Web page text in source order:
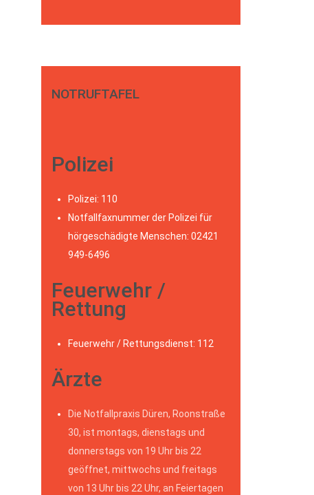
NOTRUFTAFEL
Polizei
Polizei: 110
Notfallfaxnummer der Polizei für
hörgeschädigte Menschen: 02421
949-6496
Feuerwehr /
Rettung
Feuerwehr / Rettungsdienst: 112
Ärzte
Die Notfallpraxis Düren, Roonstraße
30, ist montags, dienstags und
donnerstags von 19 Uhr bis 22
geöffnet, mittwochs und freitags
von 13 Uhr bis 22 Uhr, an Feiertagen